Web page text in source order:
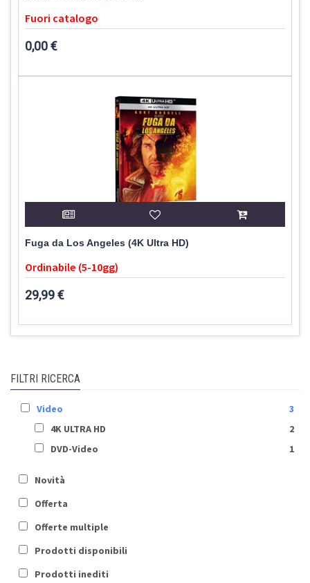
Fuori catalogo
0,00 €
Fuga da Los Angeles (4K Ultra HD)
Ordinabile (5-10gg)
29,99 €
FILTRI RICERCA
Video
3
4K ULTRA HD
2
DVD-Video
1
Novità
Offerta
Offerte multiple
Prodotti disponibili
Prodotti inediti